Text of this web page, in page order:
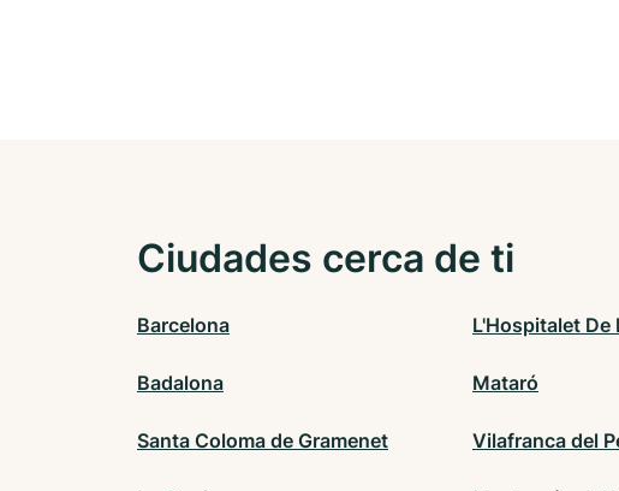
Ciudades cerca de ti
Barcelona L'Hospitalet De
Badalona Mataró
Santa Coloma de Gramenet Vilafranca del